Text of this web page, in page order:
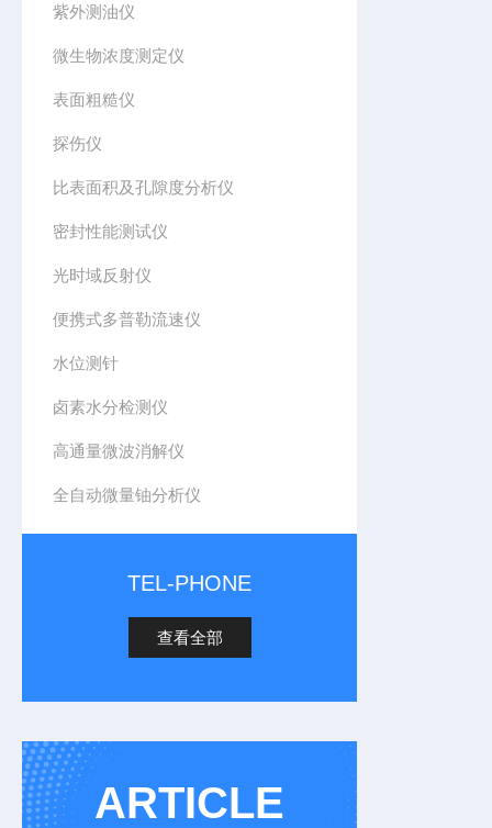
紫外测油仪
微生物浓度测定仪
表面粗糙仪
探伤仪
比表面积及孔隙度分析仪
密封性能测试仪
光时域反射仪
便携式多普勒流速仪
水位测针
卤素水分检测仪
高通量微波消解仪
全自动微量铀分析仪
TEL-PHONE
查看全部
ARTICLE